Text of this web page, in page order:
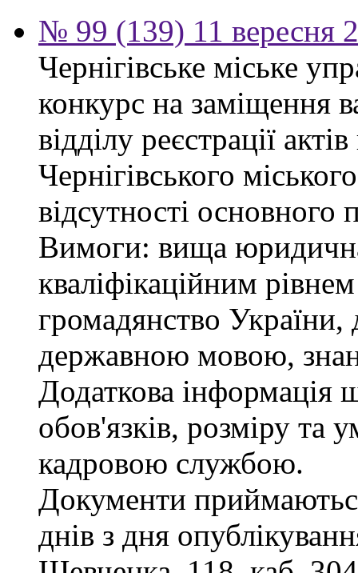
№ 99 (139) 11 вересня
Чернігівське міське
конкурс на заміщення
відділу реєстрації
Чернігівського
відсутності основного
Вимоги: вища юридична
кваліфікаційним
громадянство України,
державною мовою,
Додаткова інформація
обов'язків, розміру та
кадровою службою.
Документи
днів з дня